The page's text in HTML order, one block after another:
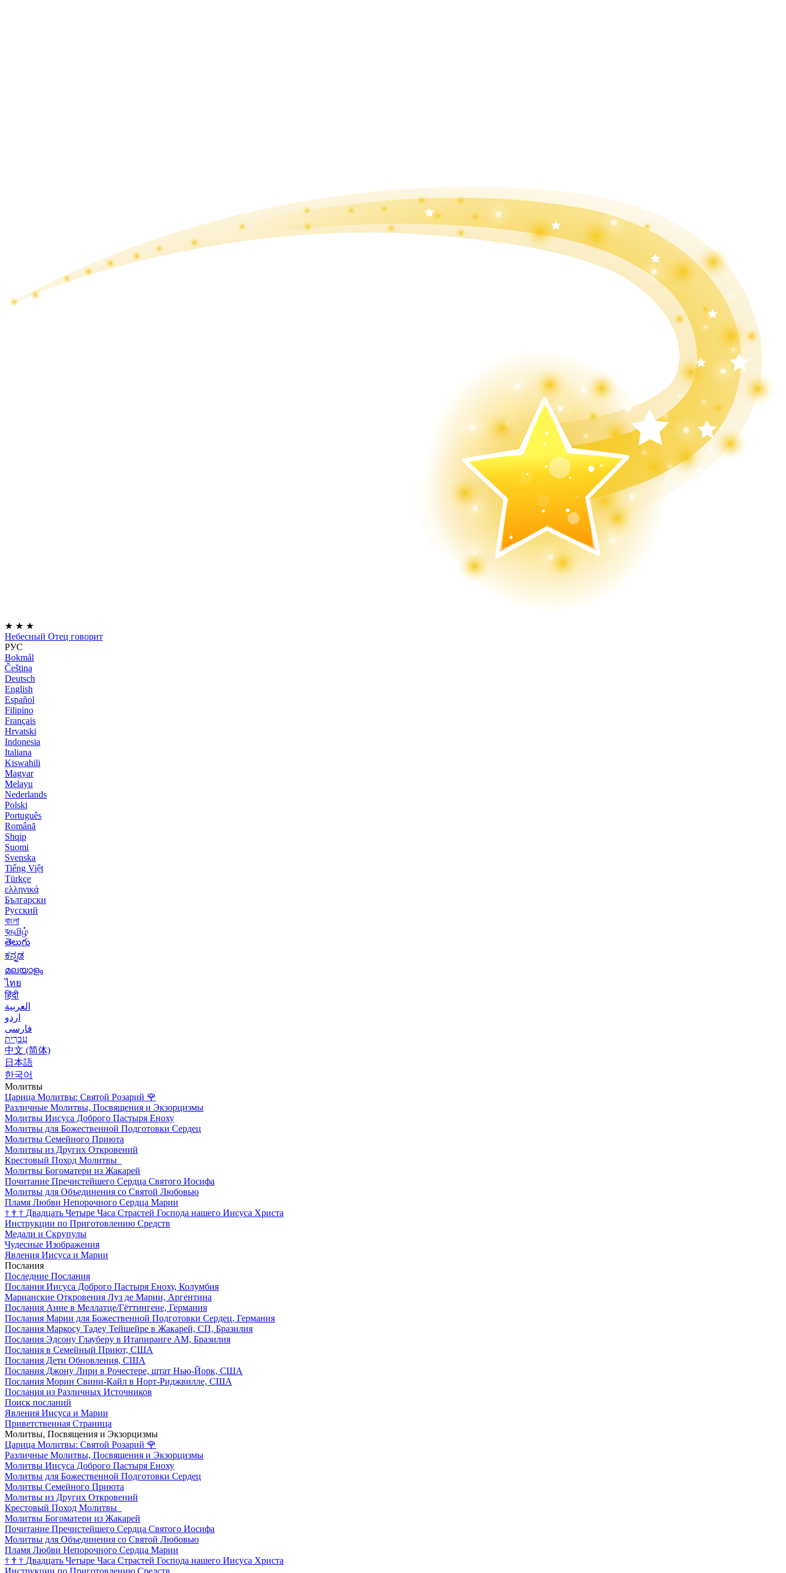
★ ★ ★
Небесный Отец говорит
РУС
Bokmål
Čeština
Deutsch
English
Español
Filipino
Français
Hrvatski
Indonesia
Italiana
Kiswahili
Magyar
Melayu
Nederlands
Polski
Português
Română
Shqip
Suomi
Svenska
Tiếng Việt
Türkçe
ελληνικά
Български
Русский
বাংলা
বதமிழ்
తెలుగు
ಕನ್ನಡ
മലയാളം
ไทย
हिंदी
العربية
اردو
فارسی
עִברִית
中文 (简体)
日本語
한국어
Молитвы
Царица Молитвы: Святой Розарий 🌹
Различные Молитвы, Посвящения и Экзорцизмы
Молитвы Иисуса Доброго Пастыря Еноху
Молитвы для Божественной Подготовки Сердец
Молитвы Семейного Приюта
Молитвы из Других Откровений
Крестовый Поход Молитвы
Молитвы Богоматери из Жакарей
Почитание Пречистейшего Сердца Святого Иосифа
Молитвы для Объединения со Святой Любовью
Пламя Любви Непорочного Сердца Марии
† † † Двадцать Четыре Часа Страстей Господа нашего Иисуса Христа
Инструкции по Приготовлению Средств
Медали и Скрупулы
Чудесные Изображения
Явления Иисуса и Марии
Послания
Последние Послания
Послания Иисуса Доброго Пастыря Еноху, Колумбия
Марианские Откровения Луз де Марии, Аргентина
Послания Анне в Меллатце/Гёттингене, Германия
Послания Марии для Божественной Подготовки Сердец, Германия
Послания Маркосу Тадеу Тейшейре в Жакарей, СП, Бразилия
Послания Эдсону Глауберу в Итапиранге AM, Бразилия
Послания в Семейный Приют, США
Послания Дети Обновления, США
Послания Джону Лири в Рочестере, штат Нью-Йорк, США
Послания Морин Свини-Кайл в Норт-Риджвилле, США
Послания из Различных Источников
Поиск посланий
Явления Иисуса и Марии
Приветственная Страница
Молитвы, Посвящения и Экзорцизмы
Царица Молитвы: Святой Розарий 🌹
Различные Молитвы, Посвящения и Экзорцизмы
Молитвы Иисуса Доброго Пастыря Еноху
Молитвы для Божественной Подготовки Сердец
Молитвы Семейного Приюта
Молитвы из Других Откровений
Крестовый Поход Молитвы
Молитвы Богоматери из Жакарей
Почитание Пречистейшего Сердца Святого Иосифа
Молитвы для Объединения со Святой Любовью
Пламя Любви Непорочного Сердца Марии
† † † Двадцать Четыре Часа Страстей Господа нашего Иисуса Христа
Инструкции по Приготовлению Средств